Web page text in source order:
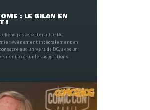
: LE BILAN EN
!
passé se tenait le DC
évènement intégralement en
aux univers de DC, avec un
axé sur les adaptations